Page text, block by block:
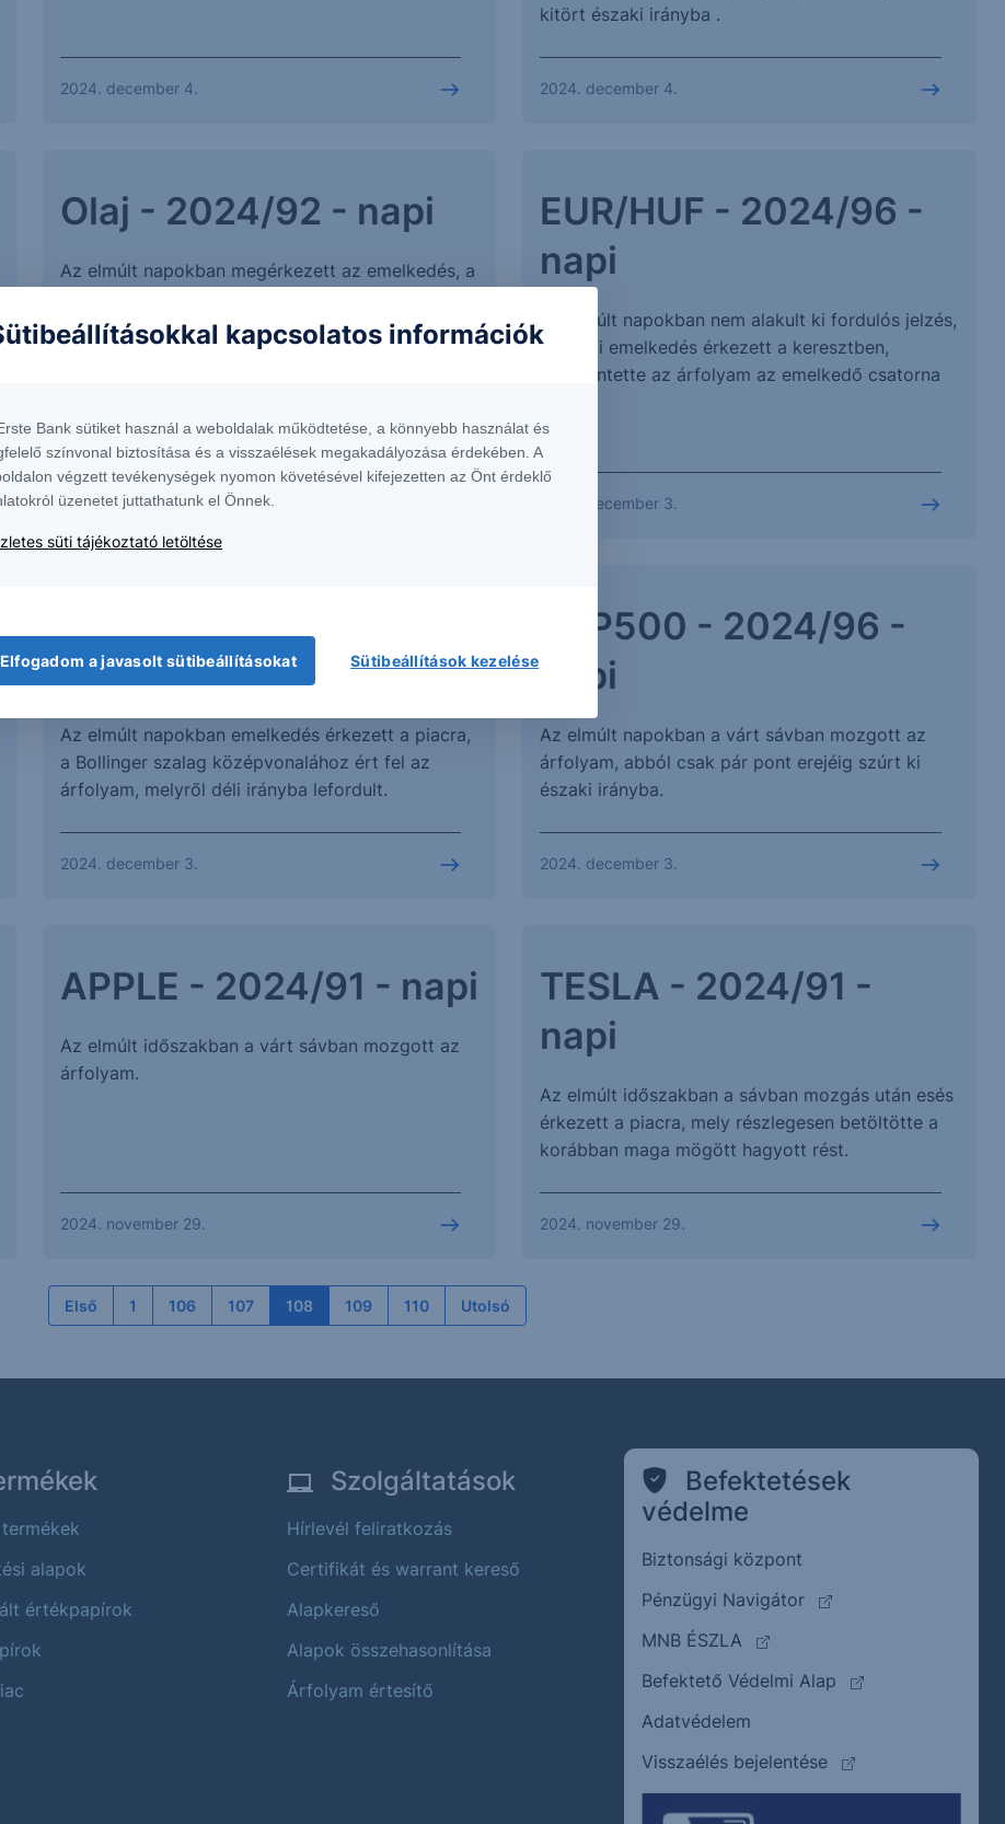
2024. december 4.
kitört északi irányba .
2024. december 4.
Olaj - 2024/92 - napi
Az elmúlt napokban megérkezett az emelkedés, a
2024. december 4.
EUR/HUF - 2024/96 -
napi
Az elmúlt napokban nem alakult ki fordulós jelzés,
további emelkedés érkezett a keresztben,
megérintette az árfolyam az emelkedő csatorna
2024. december 3.
EUR/USD - 2024/96 -
napi
Az elmúlt napokban emelkedés érkezett a piacra,
a Bollinger szalag középvonalához ért fel az
árfolyam, melyről déli irányba lefordult.
2024. december 3.
S&P500 - 2024/96 -
napi
Az elmúlt napokban a várt sávban mozgott az
árfolyam, abból csak pár pont erejéig szúrt ki
északi irányba.
2024. december 3.
APPLE - 2024/91 - napi
Az elmúlt időszakban a várt sávban mozgott az
árfolyam.
2024. november 29.
TESLA - 2024/91 -
napi
Az elmúlt időszakban a sávban mozgás után esés
érkezett a piacra, mely részlegesen betöltötte a
korábban maga mögött hagyott rést.
2024. november 29.
Első 1 106 107 108 109 110 Utolsó
alapok
értékpapírok
Szolgáltatások
Hírlevél feliratkozás
Certifikát és warrant kereső
Alapkereső
Alapok összehasonlítása
Árfolyam értesítő
Befektetések
védelme
Biztonsági központ
Pénzügyi Navigátor
(külső oldalra ugrik)
MNB ÉSZLA
(külső oldalra ugrik)
Befektető Védelmi Alap
(külső oldalra
Adatvédelem
Visszaélés bejelentése
(külső oldalra ugrik)
kapcsolatos információk
Bank sütiket használ a weboldalak működtetése, a könnyebb használat és
színvonal biztosítása és a visszaélések megakadályozása érdekében. A
végzett tevékenységek nyomon követésével kifejezetten az Önt érdeklő
üzenetet juttathatunk el Önnek.
süti tájékoztató letöltése
Elfogadom a javasolt sütibeállításokat Sütibeállítások kezelése